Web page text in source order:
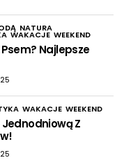
NATURA
WAKACJE WEEKEND
Najlepsze
WAKACJE WEEKEND
Z